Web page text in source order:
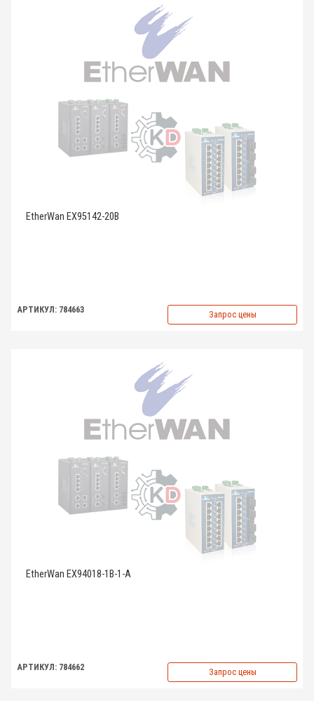
EtherWan EX95142-20B
АРТИКУЛ: 784663 Запрос цены
EtherWan EX94018-1B-1-A
АРТИКУЛ: 784662 Запрос цены